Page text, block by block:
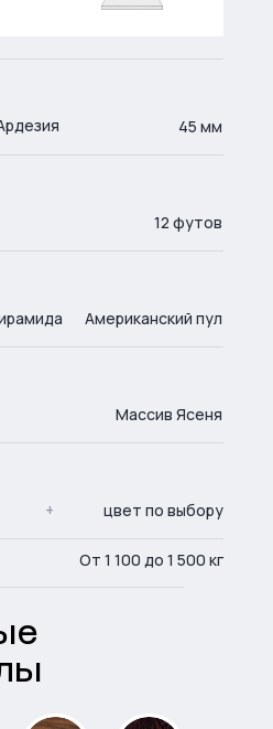
Американский пул
Массив Ясеня
45 мм
12 футов
+ цвет по выбору
От 1 100 до 1 500 кг